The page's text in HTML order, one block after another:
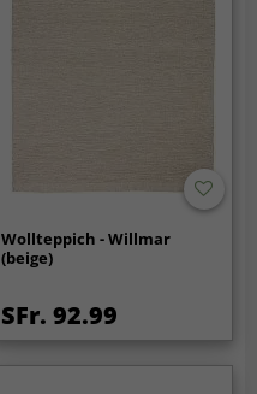
Wollteppich - Willmar
(beige)
SFr. 92.99